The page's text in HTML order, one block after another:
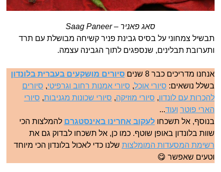
סאג פאניר – Saag Paneer
תבשיל צמחוני על בסיס גבינת פניר קשיחה מבושלת עם תרד
ותערובת תבלינים, שנספגים לתוך הגבינה עצמה.
אנחנו מדריכים כבר 8 שנים
סיורים מושקעים בעברית בלונדון
בשלל נושאים: סיורי אוכל, סיורי אמנות רחוב וגרפיטי, סיורים
להכרות עם לונדון, סיורי מוזיקה, סיורי שכונות מגניבות, סיורי
הארי פוטר ועוד...
בנוסף, אל תשכחולעקוב אחרינו באינסטגרם להמלצות הכי
שוות בלונדון באופן שוטף. כמו כן, אל תשכחו לבדוק גם את
רשימת המסעדות המומלצות שלנו כדי לאכול בלונדון הכי מיוחד
וטעים שאפשר 😋